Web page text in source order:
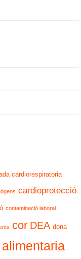
cardiorespiratoria
cardioprotecció
contaminació laboral
cor DEA dona